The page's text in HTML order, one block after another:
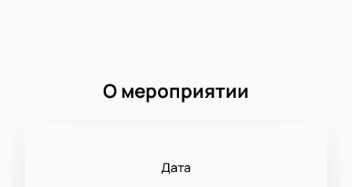
О мероприятии
Дата